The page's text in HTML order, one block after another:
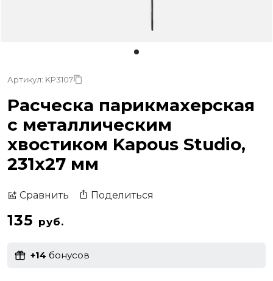
Артикул: KP3107
Расческа парикмахерская
с металлическим
хвостиком Kapous Studio,
231х27 мм
Сравнить Поделиться
135 руб.
+14 бонусов